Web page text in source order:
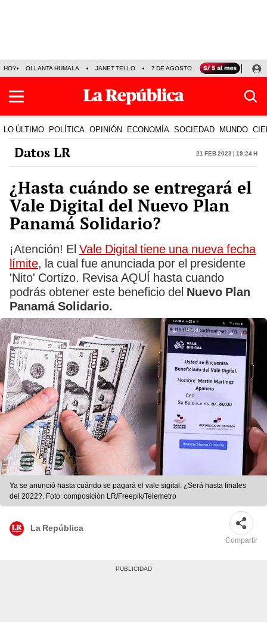
HOY OLLANTA HUMALA JANET TELLO 7 DE AGOSTO TINKA RESULTADOS
LO ÚLTIMO POLÍTICA OPINIÓN ECONOMÍA SOCIEDAD MUNDO
Datos LR 21 Feb 2023 | 19:24 h
¿Hasta cuándo se entregará el
Vale Digital del Nuevo Plan
Panamá Solidario?
¡Atención! El Vale Digital tiene una nueva fecha
límite, la cual fue anunciada por el presidente
'Nito' Cortizo. Revisa AQUÍ hasta cuando
podrás obtener este beneficio del Nuevo Plan
Panamá Solidario.
Ya se anunció hasta cuándo se pagará el vale sigital. ¿Será hasta finales
del 2022?. Foto: composición LR/Freepik/Telemetro
La República
Compartir